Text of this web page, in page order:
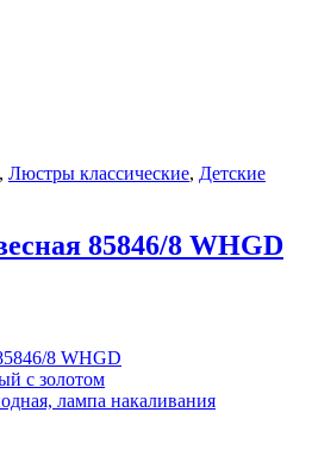
, Люстры классические, Детские
85846/8 WHGD
8 WHGD
с золотом
лампа накаливания